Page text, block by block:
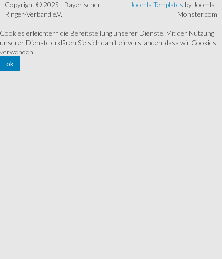
Copyright © 2025 - Bayerischer
Ringer-Verband e.V.
Joomla Templates by Joomla-
Monster.com
Cookies erleichtern die Bereitstellung unserer Dienste. Mit der Nutzung
unserer Dienste erklären Sie sich damit einverstanden, dass wir Cookies
verwenden.
ok